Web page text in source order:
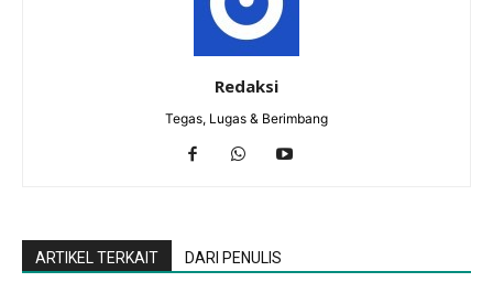
Redaksi
Tegas, Lugas & Berimbang
ARTIKEL TERKAIT DARI PENULIS